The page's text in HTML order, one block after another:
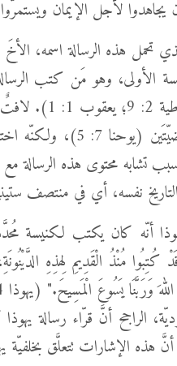
تحمل هذه الرسالة اسمه،
13-21؛
وبسبب تشابه محتوى هذه الرسالة
نفسه، أي في منتصف
أنّه كان يكتب لكنيسة
مُنْذُ الْقَدِيمِ لِهذِهِ
الراجح أنَّ قرّاء
أنَّ هذه الإشارات تتعلَّق بخلفيّة